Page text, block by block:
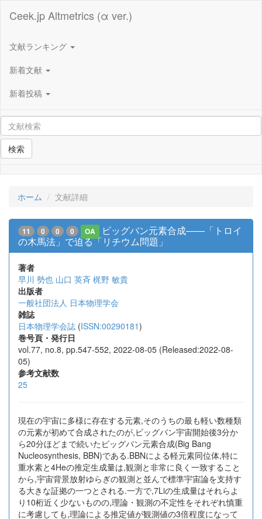
Ceek.jp Altmetrics (α ver.)
文献ランキング
新着文献
新着投稿
検索
ホーム 文献詳細
11 0 0 0 OA
ビッグバン元素合成――「トロイ
の木馬法」で迫る「リチウム問題」
著者
早川 勢也 山口 英斉 梶野 敏貴
出版者
一般社団法人 日本物理学会
雑誌
日本物理学会誌 (ISSN:00290181)
巻号頁・発行日
vol.77, no.8, pp.547-552, 2022-08-05 (Released:2022-08-
05)
参考文献数
25
現在の宇宙に多様に存在する元素,そのうちの最も軽い数種類
の元素が初めて合成されたのが,ビッグバン宇宙開始後3分か
ら20分ほどまで続いたビッグバン元素合成(Big Bang
Nucleosynthesis, BBN)である.BBNによる軽元素同位体,特に
重水素と4Heの推定生成量は,観測と非常に良く一致すること
から,宇宙背景放射ゆらぎの観測と並んで標準宇宙論を支持す
る大きな証拠の一つとされる.一方で,7Liの生成量はそれらよ
り10桁近く少ないものの,理論・観測の不定性をそれぞれ慎重
に考慮しても,理論による推定値が観測値の3倍程度になって